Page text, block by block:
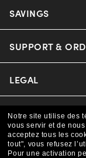
Ray-Ban
Oakley
Michael Kors
Our Eyeglasses
Our Sunglasses
Ray-Ban | Meta
Oakley Meta
Eyewear Trends
SAVINGS
Offers & Discount
Insurance
CAA Members
SUPPORT &
Help Center
Online Order Status
Shipping & Returns
LEGAL
Privacy Policy
Terms & Conditions
COMPANY INFO
About us
CANADA
Notre site utilise des
vous servir et de
acceptez tous les
tout", vous refusez
Pour une activation